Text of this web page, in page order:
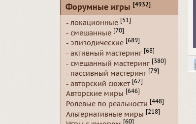
Форумные игры [4932]
- локационные [51]
- смешанные [70]
- эпизодические [689]
- активный мастеринг [68]
- смешанный мастеринг [380]
- пассивный мастеринг [79]
- авторский сюжет [67]
Авторские миры [646]
Ролевые по реальности [448]
Альтернативные миры [218]
[60]